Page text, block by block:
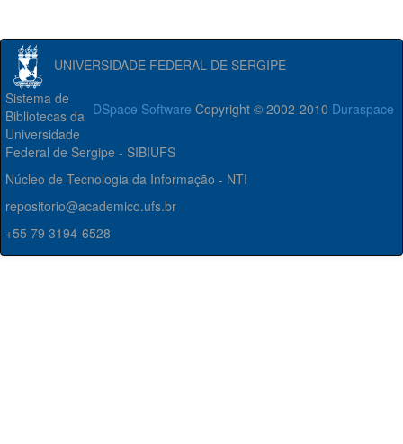
UNIVERSIDADE FEDERAL DE SERGIPE
DSpace Software Copyright © 2002-2010 Duraspace
Sistema de
Bibliotecas da
Universidade
Federal de Sergipe - SIBIUFS
Núcleo de Tecnologia da Informação - NTI
repositorio@academico.ufs.br
+55 79 3194-6528